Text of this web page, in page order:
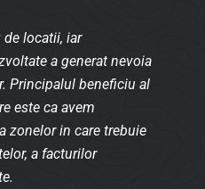
locatii, iar
a generat nevoia
Principalul beneficiu al
este ca avem
zonelor in care trebuie
a facturilor